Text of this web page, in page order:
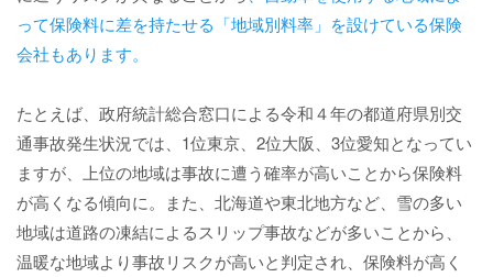
って保険料に差を持たせる「地域別料率」を設けている保険
会社もあります。
たとえば、政府統計総合窓口による令和４年の都道府県別交
通事故発生状況では、1位東京、2位大阪、3位愛知となってい
ますが、上位の地域は事故に遭う確率が高いことから保険料
が高くなる傾向に。また、北海道や東北地方など、雪の多い
地域は道路の凍結によるスリップ事故などが多いことから、
温暖な地域より事故リスクが高いと判定され、保険料が高く